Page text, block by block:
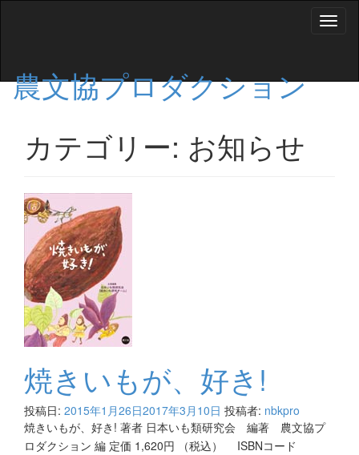
ナ
シ
農文協プロダクション
カテゴリー: お知らせ
焼きいもが、好き!
投稿日: 2015年1月26日2017年3月10日 投稿者: nbkpro
焼きいもが、好き! 著者 日本いも類研究会 編著 農文協プ
ロダクション 編 定価 1,620円 （税込） ISBNコード